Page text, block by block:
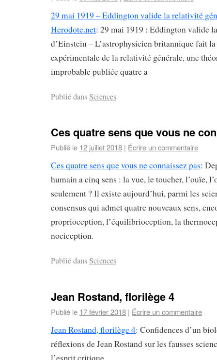
29 mai 1919 – Eddington valide la relativité
Herodote.net: 29 mai 1919 : Eddington valide
d’Einstein – L’astrophysicien britannique fait
expérimentale de la relativité générale, une
improbable publiée quatre a
Publié dansSciences
Ces quatre sens que vous ne
Publié le 12 juillet 2018 | Écrire un commentaire
Ces quatre sens que vous ne connaissez pas:
humain a cinq sens : la vue, le toucher, l’ouïe,
seulement ? Il existe aujourd’hui, parmi les
consensus qui admet quatre nouveaux sens,
proprioception, l’équilibrioception, la
nociception.
Publié dansSciences
Jean Rostand, florilège 4
Publié le 17 février 2018 | Écrire un commentaire
Jean Rostand, florilège 4: Confidences d’un
réflexions de Jean Rostand sur les fausses
l’esprit critique